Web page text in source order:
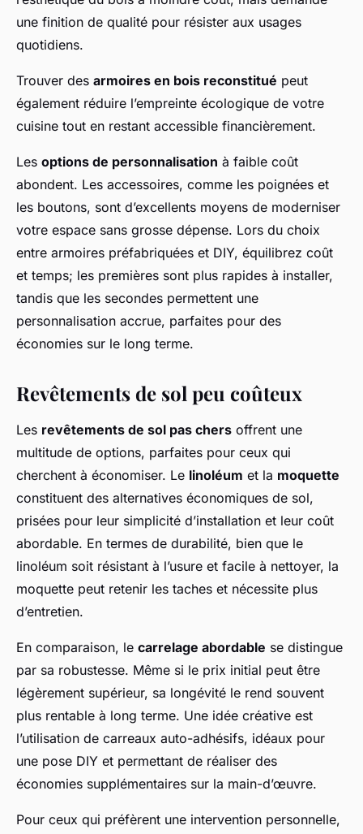
une finition de qualité pour résister aux usages
quotidiens.
Trouver des armoires en bois reconstitué peut
également réduire l’empreinte écologique de votre
cuisine tout en restant accessible financièrement.
Les options de personnalisation à faible coût
abondent. Les accessoires, comme les poignées et
les boutons, sont d’excellents moyens de moderniser
votre espace sans grosse dépense. Lors du choix
entre armoires préfabriquées et DIY, équilibrez coût
et temps; les premières sont plus rapides à installer,
tandis que les secondes permettent une
personnalisation accrue, parfaites pour des
économies sur le long terme.
Revêtements de sol peu coûteux
Les revêtements de sol pas chers offrent une
multitude de options, parfaites pour ceux qui
cherchent à économiser. Le linoléum et la moquette
constituent des alternatives économiques de sol,
prisées pour leur simplicité d’installation et leur coût
abordable. En termes de durabilité, bien que le
linoléum soit résistant à l’usure et facile à nettoyer, la
moquette peut retenir les taches et nécessite plus
d’entretien.
En comparaison, le carrelage abordable se distingue
par sa robustesse. Même si le prix initial peut être
légèrement supérieur, sa longévité le rend souvent
plus rentable à long terme. Une idée créative est
l’utilisation de carreaux auto-adhésifs, idéaux pour
une pose DIY et permettant de réaliser des
économies supplémentaires sur la main-d’œuvre.
Pour ceux qui préfèrent une intervention personnelle,